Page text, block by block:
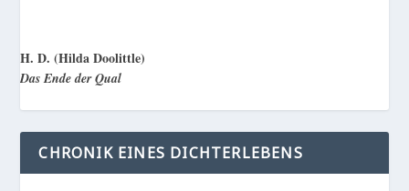
H. D. (Hilda Doolittle)
Das Ende der Qual
CHRONIK EINES DICHTERLEBENS